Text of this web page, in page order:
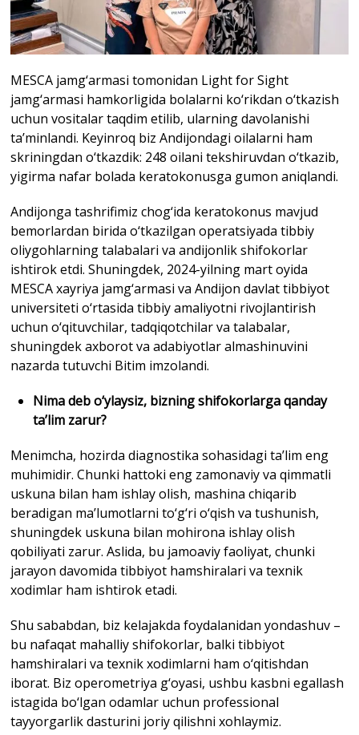
MESCA jamg‘armasi tomonidan Light for Sight
jamg‘armasi hamkorligida bolalarni ko‘rikdan o‘tkazish
uchun vositalar taqdim etilib, ularning davolanishi
ta’minlandi. Keyinroq biz Andijondagi oilalarni ham
skriningdan o‘tkazdik: 248 oilani tekshiruvdan o‘tkazib,
yigirma nafar bolada keratokonusga gumon aniqlandi.
Andijonga tashrifimiz chog‘ida keratokonus mavjud
bemorlardan birida o‘tkazilgan operatsiyada tibbiy
oliygohlarning talabalari va andijonlik shifokorlar
ishtirok etdi. Shuningdek, 2024-yilning mart oyida
MESCA xayriya jamg‘armasi va Andijon davlat tibbiyot
universiteti o‘rtasida tibbiy amaliyotni rivojlantirish
uchun o‘qituvchilar, tadqiqotchilar va talabalar,
shuningdek axborot va adabiyotlar almashinuvini
nazarda tutuvchi Bitim imzolandi.
Nima deb o‘ylaysiz, bizning shifokorlarga qanday
ta’lim zarur?
Menimcha, hozirda diagnostika sohasidagi ta’lim eng
muhimidir. Chunki hattoki eng zamonaviy va qimmatli
uskuna bilan ham ishlay olish, mashina chiqarib
beradigan ma’lumotlarni to‘g‘ri o‘qish va tushunish,
shuningdek uskuna bilan mohirona ishlay olish
qobiliyati zarur. Aslida, bu jamoaviy faoliyat, chunki
jarayon davomida tibbiyot hamshiralari va texnik
xodimlar ham ishtirok etadi.
Shu sababdan, biz kelajakda foydalanidan yondashuv –
bu nafaqat mahalliy shifokorlar, balki tibbiyot
hamshiralari va texnik xodimlarni ham o‘qitishdan
iborat. Biz operometriya g‘oyasi, ushbu kasbni egallash
istagida bo‘lgan odamlar uchun professional
tayyorgarlik dasturini joriy qilishni xohlaymiz.